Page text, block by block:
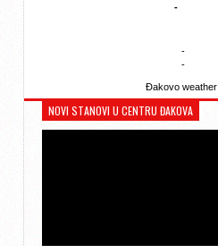
-
-
-
Đakovo weather
NOVI STANOVI U CENTRU ĐAKOVA